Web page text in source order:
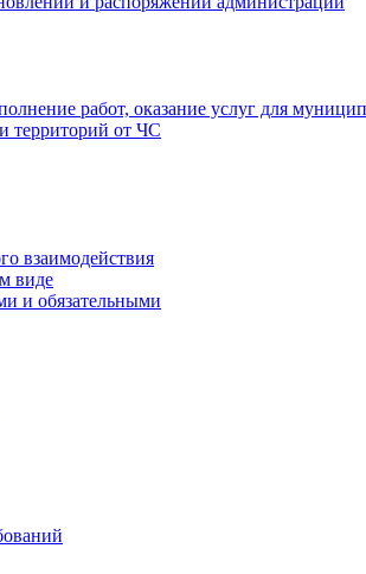
работ, оказание услуг для
территорий от ЧС
взаимодействия
виде
и обязательными